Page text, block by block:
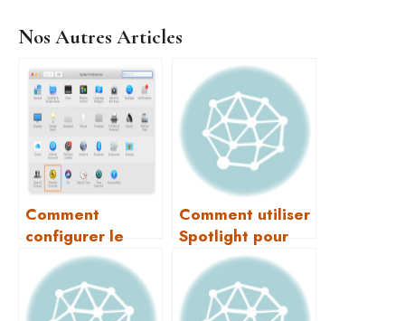
Nos Autres Articles
Comment
configurer le
contrôle parental
sur Mac ?
Comment utiliser
Spotlight pour
rechercher sur
Mac ?